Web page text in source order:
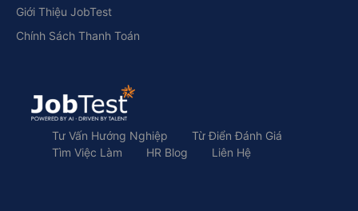
Giới Thiệu JobTest
Chính Sách Thanh Toán
Tư Vấn Hướng Nghiệp
Từ Điển Đánh Giá
Tìm Việc Làm
HR Blog Liên Hệ